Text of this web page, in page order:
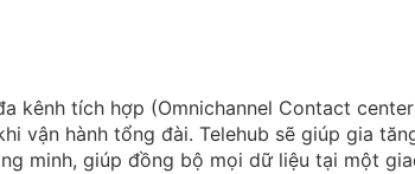
kênh tích hợp (Omnichannel Contact
vận hành tổng đài. Telehub sẽ giúp gia
minh, giúp đồng bộ mọi dữ liệu tại một